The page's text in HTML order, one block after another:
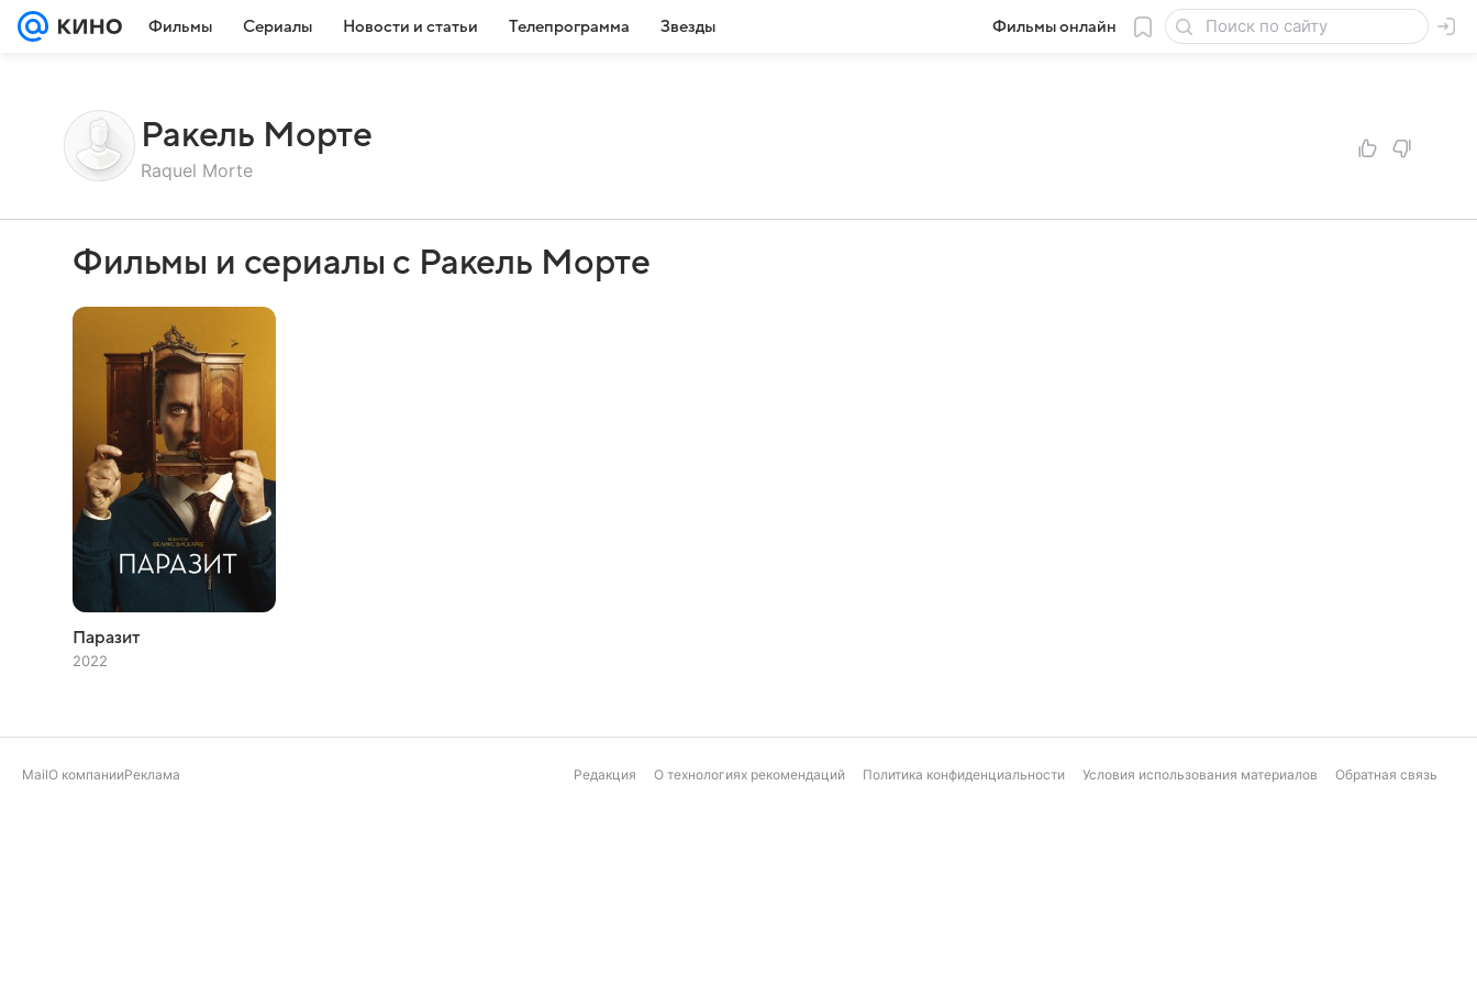
Фильмы Сериалы Новости и статьи Телепрограмма Звезды Фильмы онлайн
Ракель Морте
Raquel Morte
Фильмы и сериалы с Ракель Морте
Паразит
2022
MailО компанииРеклама Редакция О технологиях рекомендаций Политика конфиденциальности Условия использования материалов Обратная связь